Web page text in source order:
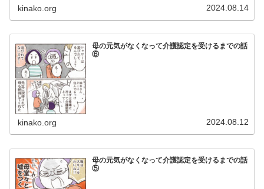
kinako.org 2024.08.14
母の元気がなくなって介護認定を受けるまでの話
⑥
kinako.org 2024.08.12
母の元気がなくなって介護認定を受けるまでの話
⑤